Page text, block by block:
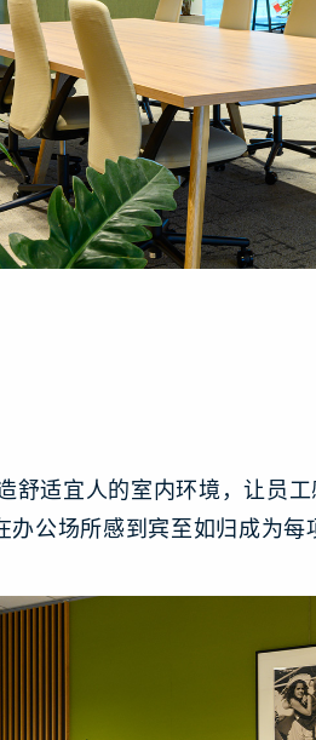
舒适宜人的室内环境，让员
办公场所感到宾至如归成为每